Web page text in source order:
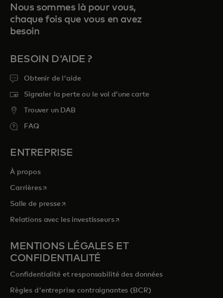
Nous sommes là pour vous,
chaque fois que vous en avez
besoin
BESOIN D'AIDE ?
Obtenir de l'aide
Signaler la perte ou le vol d’une carte
Trouver un DAB
FAQ
ENTREPRISE
À propos
Carrièress’ouvre dans un nouvel onglet
Salle de presses’ouvre dans un nouvel onglet
Relations avec les investisseurss’ouvre dans un nouvel onglet
MENTIONS LÉGALES ET
CONFIDENTIALITÉ
Confidentialité et responsabilité des données
Règles d'entreprise contraignantes (BCR)